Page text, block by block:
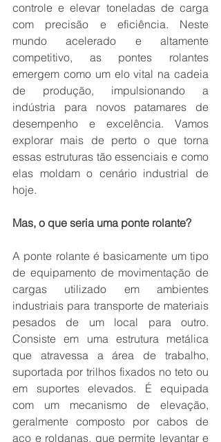
controle e elevar toneladas de carga
com precisão e eficiência. Neste
mundo acelerado e altamente
competitivo, as pontes rolantes
emergem como um elo vital na cadeia
de produção, impulsionando a
indústria para novos patamares de
desempenho e excelência. Vamos
explorar mais de perto o que torna
essas estruturas tão essenciais e como
elas moldam o cenário industrial de
hoje.
Mas, o que seria uma ponte rolante?
A ponte rolante é basicamente um tipo
de equipamento de movimentação de
cargas utilizado em ambientes
industriais para transporte de materiais
pesados de um local para outro.
Consiste em uma estrutura metálica
que atravessa a área de trabalho,
suportada por trilhos fixados no teto ou
em suportes elevados. É equipada
com um mecanismo de elevação,
geralmente composto por cabos de
aço e roldanas, que permite levantar e